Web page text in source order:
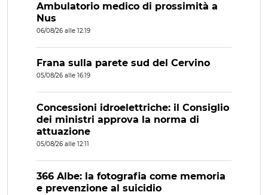
Ambulatorio medico di prossimità a
Nus
06/08/26 alle 12:19
Frana sulla parete sud del Cervino
05/08/26 alle 16:19
Concessioni idroelettriche: il Consiglio
dei ministri approva la norma di
attuazione
05/08/26 alle 12:11
366 Albe: la fotografia come memoria
e prevenzione al suicidio